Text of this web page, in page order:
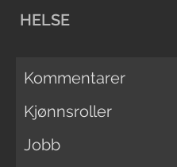
HELSE
Kommentarer
Kjønnsroller
Jobb